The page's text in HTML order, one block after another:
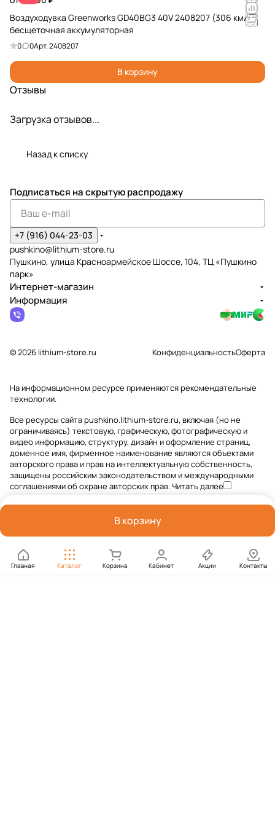
Воздуходувка Greenworks GD40BG3 40V 2408207 (306 км/ч)
бесщеточная аккумуляторная
0 0Арт.2408207
В корзину
Отзывы
Загрузка отзывов...
Назад к списку
В корзину
Главная Каталог Корзина Кабинет Акции Контакты
Подписаться на скрытую распродажу
+7 (916) 044-23-03
pushkino@lithium-store.ru
Пушкино, улица Красноармейское Шоссе, 104, ТЦ «Пушкино
парк»
Интернет-магазин
Информация
© 2026 lithium-store.ru КонфиденциальностьОферта
На информационном ресурсе применяютсярекомендательные
технологии.
Все ресурсы сайта pushkino.lithium-store.ru, включая (но не
ограничиваясь) текстовую, графическую, фотографическую и
видео информацию, структуру, дизайн и оформление страниц,
доменное имя, фирменное наименование являются объектами
авторского права и прав на интеллектуальную собственность,
защищены российским законодательством и международными
соглашениями об охране авторских прав.Читать далее